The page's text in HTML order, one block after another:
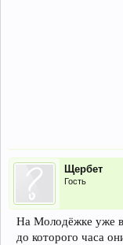
Щербет
Гость
На Молодёжке уже
до которого часа